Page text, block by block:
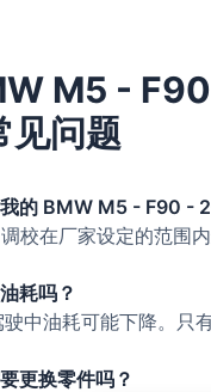
M5 -
见问题
我的 BMW M5 - F90
校在厂家设定的范围
耗吗？
中油耗可能下降。只
更换零件吗？